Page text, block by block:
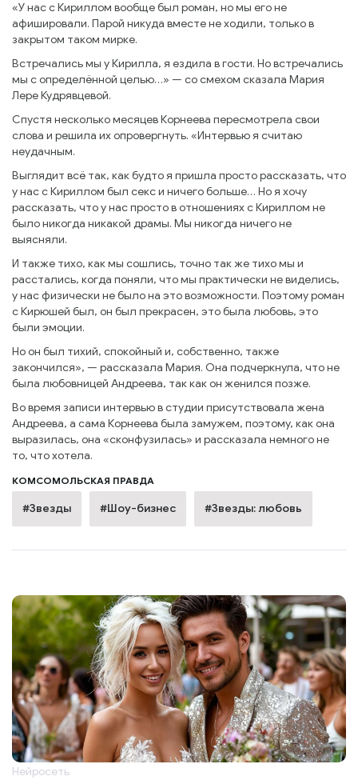
«У нас с Кириллом вообще был роман, но мы его не
афишировали. Парой никуда вместе не ходили, только в
закрытом таком мирке.
Встречались мы у Кирилла, я ездила в гости. Но встречались
мы с определённой целью…» — со смехом сказала Мария
Лере Кудрявцевой.
Спустя несколько месяцев Корнеева пересмотрела свои
слова и решила их опровергнуть. «Интервью я считаю
неудачным.
Выглядит всё так, как будто я пришла просто рассказать, что
у нас с Кириллом был секс и ничего больше… Но я хочу
рассказать, что у нас просто в отношениях с Кириллом не
было никогда никакой драмы. Мы никогда ничего не
выясняли.
И также тихо, как мы сошлись, точно так же тихо мы и
расстались, когда поняли, что мы практически не виделись,
у нас физически не было на это возможности. Поэтому роман
с Кирюшей был, он был прекрасен, это была любовь, это
были эмоции.
Но он был тихий, спокойный и, собственно, также
закончился», — рассказала Мария. Она подчеркнула, что не
была любовницей Андреева, так как он женился позже.
Во время записи интервью в студии присутствовала жена
Андреева, а сама Корнеева была замужем, поэтому, как она
выразилась, она «сконфузилась» и рассказала немного не
то, что хотела.
КОМСОМОЛЬСКАЯ ПРАВДА
#Звезды #Шоу-бизнес #Звезды: любовь
Нейросеть